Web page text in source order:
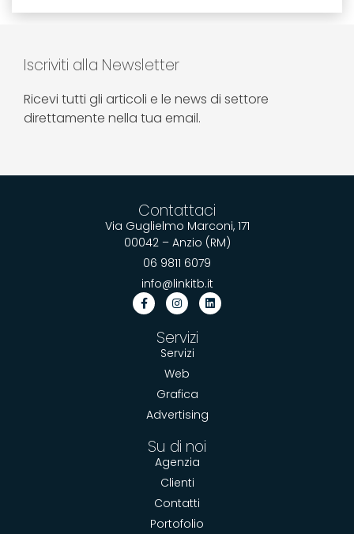
Iscriviti alla Newsletter
Ricevi tutti gli articoli e le news di settore
direttamente nella tua email.
Contattaci
Via Guglielmo Marconi, 171
00042 – Anzio (RM)
06 9811 6079
info@linkitb.it
Servizi
Servizi
Web
Grafica
Advertising
Su di noi
Agenzia
Clienti
Contatti
Portofolio